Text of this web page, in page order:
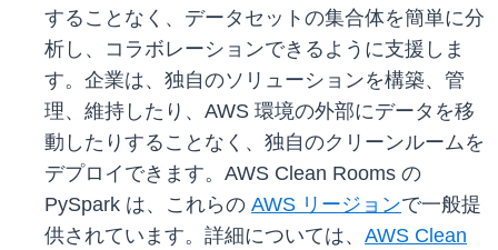
することなく、データセットの集合体を簡単に分
析し、コラボレーションできるように支援しま
す。企業は、独自のソリューションを構築、管
理、維持したり、AWS 環境の外部にデータを移
動したりすることなく、独自のクリーンルームを
デプロイできます。AWS Clean Rooms の
PySpark は、これらの AWS リージョンで一般提
供されています。詳細については、 AWS Clean